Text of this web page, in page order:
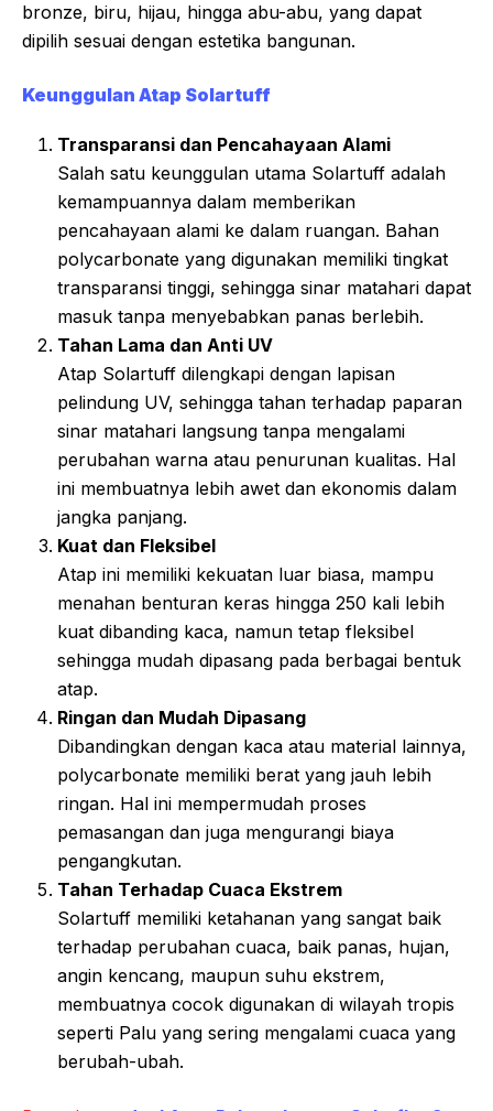
bronze, biru, hijau, hingga abu-abu, yang dapat
dipilih sesuai dengan estetika bangunan.
Keunggulan Atap Solartuff
Transparansi dan Pencahayaan Alami
Salah satu keunggulan utama Solartuff adalah
kemampuannya dalam memberikan
pencahayaan alami ke dalam ruangan. Bahan
polycarbonate yang digunakan memiliki tingkat
transparansi tinggi, sehingga sinar matahari dapat
masuk tanpa menyebabkan panas berlebih.
Tahan Lama dan Anti UV
Atap Solartuff dilengkapi dengan lapisan
pelindung UV, sehingga tahan terhadap paparan
sinar matahari langsung tanpa mengalami
perubahan warna atau penurunan kualitas. Hal
ini membuatnya lebih awet dan ekonomis dalam
jangka panjang.
Kuat dan Fleksibel
Atap ini memiliki kekuatan luar biasa, mampu
menahan benturan keras hingga 250 kali lebih
kuat dibanding kaca, namun tetap fleksibel
sehingga mudah dipasang pada berbagai bentuk
atap.
Ringan dan Mudah Dipasang
Dibandingkan dengan kaca atau material lainnya,
polycarbonate memiliki berat yang jauh lebih
ringan. Hal ini mempermudah proses
pemasangan dan juga mengurangi biaya
pengangkutan.
Tahan Terhadap Cuaca Ekstrem
Solartuff memiliki ketahanan yang sangat baik
terhadap perubahan cuaca, baik panas, hujan,
angin kencang, maupun suhu ekstrem,
membuatnya cocok digunakan di wilayah tropis
seperti Palu yang sering mengalami cuaca yang
berubah-ubah.